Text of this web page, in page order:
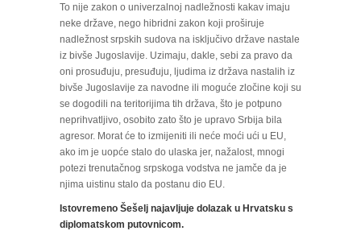
To nije zakon o univerzalnoj nadležnosti kakav imaju
neke države, nego hibridni zakon koji proširuje
nadležnost srpskih sudova na isključivo države nastale
iz bivše Jugoslavije. Uzimaju, dakle, sebi za pravo da
oni prosuđuju, presuđuju, ljudima iz država nastalih iz
bivše Jugoslavije za navodne ili moguće zločine koji su
se dogodili na teritorijima tih država, što je potpuno
neprihvatljivo, osobito zato što je upravo Srbija bila
agresor. Morat će to izmijeniti ili neće moći ući u EU,
ako im je uopće stalo do ulaska jer, nažalost, mnogi
potezi trenutačnog srpskoga vodstva ne jamče da je
njima uistinu stalo da postanu dio EU.
Istovremeno Šešelj najavljuje dolazak u Hrvatsku s
diplomatskom putovnicom.